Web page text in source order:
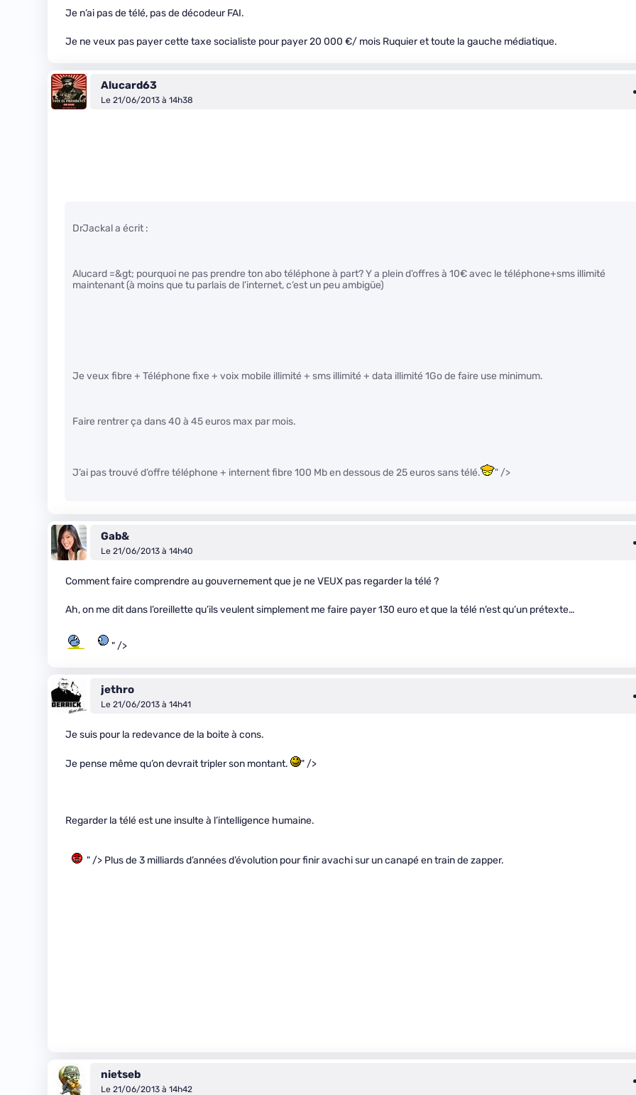
Je n’ai pas de télé, pas de décodeur FAI.
Je ne veux pas payer cette taxe socialiste pour payer 20 000 €/ mois Ruquier et toute la gauche médiatique.
Alucard63
Le 21/06/2013 à 14h38
DrJackal a écrit :
Alucard =&gt; pourquoi ne pas prendre ton abo téléphone à part? Y a plein d’offres à 10€ avec le téléphone+sms illimité
maintenant (à moins que tu parlais de l’internet, c’est un peu ambigüe)
Je veux fibre + Téléphone fixe + voix mobile illimité + sms illimité + data illimité 1Go de faire use minimum.
Faire rentrer ça dans 40 à 45 euros max par mois.
J’ai pas trouvé d’offre téléphone + internent fibre 100 Mb en dessous de 25 euros sans télé. " />
Gab&
Le 21/06/2013 à 14h40
Comment faire comprendre au gouvernement que je ne VEUX pas regarder la télé ?
Ah, on me dit dans l’oreillette qu’ils veulent simplement me faire payer 130 euro et que la télé n’est qu’un prétexte…
" />
jethro
Le 21/06/2013 à 14h41
Je suis pour la redevance de la boite à cons.
Je pense même qu’on devrait tripler son montant. " />
Regarder la télé est une insulte à l’intelligence humaine.
" /> Plus de 3 milliards d’années d’évolution pour finir avachi sur un canapé en train de zapper.
nietseb
Le 21/06/2013 à 14h42